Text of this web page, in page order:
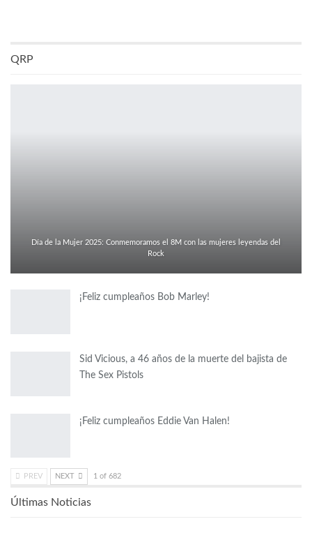
QRP
Día de la Mujer 2025: Conmemoramos el 8M con las mujeres leyendas del
Rock
¡Feliz cumpleaños Bob Marley!
Sid Vicious, a 46 años de la muerte del bajista de
The Sex Pistols
¡Feliz cumpleaños Eddie Van Halen!
PREV NEXT 1 of 682
Últimas Noticias